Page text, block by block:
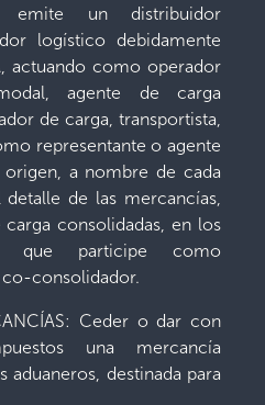
emite un distribuidor
logístico debidamente
actuando como operador
agente de carga
de carga, transportista,
representante o agente
a nombre de cada
de las mercancías,
consolidadas, en los
que participe como
consolidador.
Ceder o dar con
una mercancía
aduaneros, destinada para